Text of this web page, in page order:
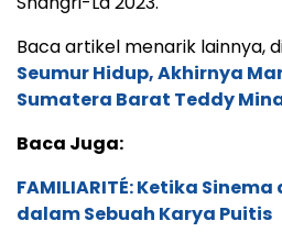
Baca artikel menarik lainnya,
Seumur Hidup, Akhirnya
Sumatera Barat Teddy
Baca Juga:
FAMILIARITÉ: Ketika
dalam Sebuah Karya Puitis